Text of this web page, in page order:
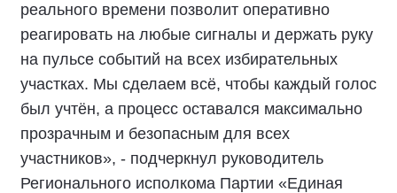
реального времени позволит оперативно
реагировать на любые сигналы и держать руку
на пульсе событий на всех избирательных
участках. Мы сделаем всё, чтобы каждый голос
был учтён, а процесс оставался максимально
прозрачным и безопасным для всех
участников», - подчеркнул руководитель
Регионального исполкома Партии «Единая